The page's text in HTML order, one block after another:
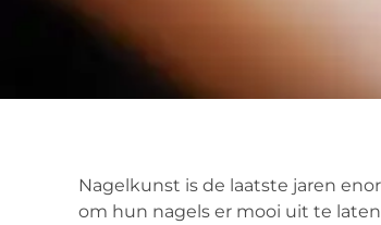
Nagelkunst is de laatste jaren
om hun nagels er mooi uit te